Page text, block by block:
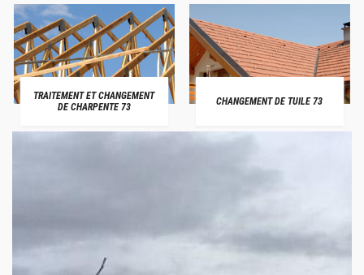
TRAITEMENT ET CHANGEMENT
DE CHARPENTE 73
CHANGEMENT DE TUILE 73